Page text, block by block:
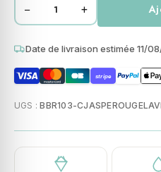
quantité
Bracelet
perles
heishi
jaspe
pierre
de
− +
Date de livraison estimée 11/
stripe
UGS :BBR103-